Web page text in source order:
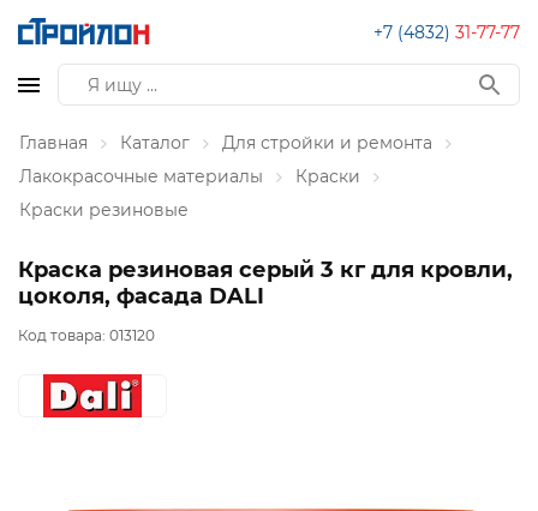
+7 (4832) 31-77-77
Главная Каталог
Для стройки и ремонта
Лакокрасочные материалы
Краски
Краски резиновые
Краска резиновая серый 3 кг для кровли,
цоколя, фасада DALI
Код товара: 013120